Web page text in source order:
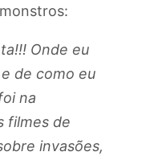
Onde eu
de como eu
na
filmes de
invasões,